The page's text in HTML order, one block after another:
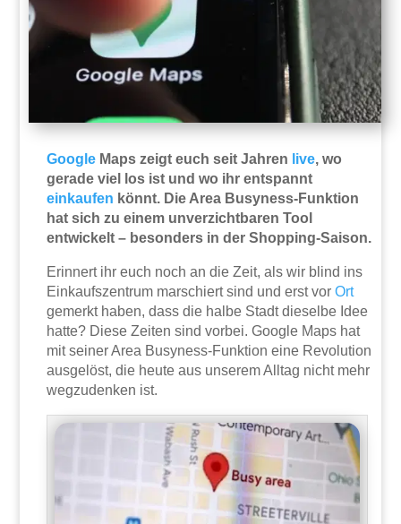
Google Maps zeigt euch seit Jahren live, wo
gerade viel los ist und wo ihr entspannt
einkaufen könnt. Die Area Busyness-Funktion
hat sich zu einem unverzichtbaren Tool
entwickelt – besonders in der Shopping-Saison.
Erinnert ihr euch noch an die Zeit, als wir blind ins
Einkaufszentrum marschiert sind und erst vorOrt
gemerkt haben, dass die halbe Stadt dieselbe Idee
hatte? Diese Zeiten sind vorbei. Google Maps hat
mit seiner Area Busyness-Funktion eine Revolution
ausgelöst, die heute aus unserem Alltag nicht mehr
wegzudenken ist.